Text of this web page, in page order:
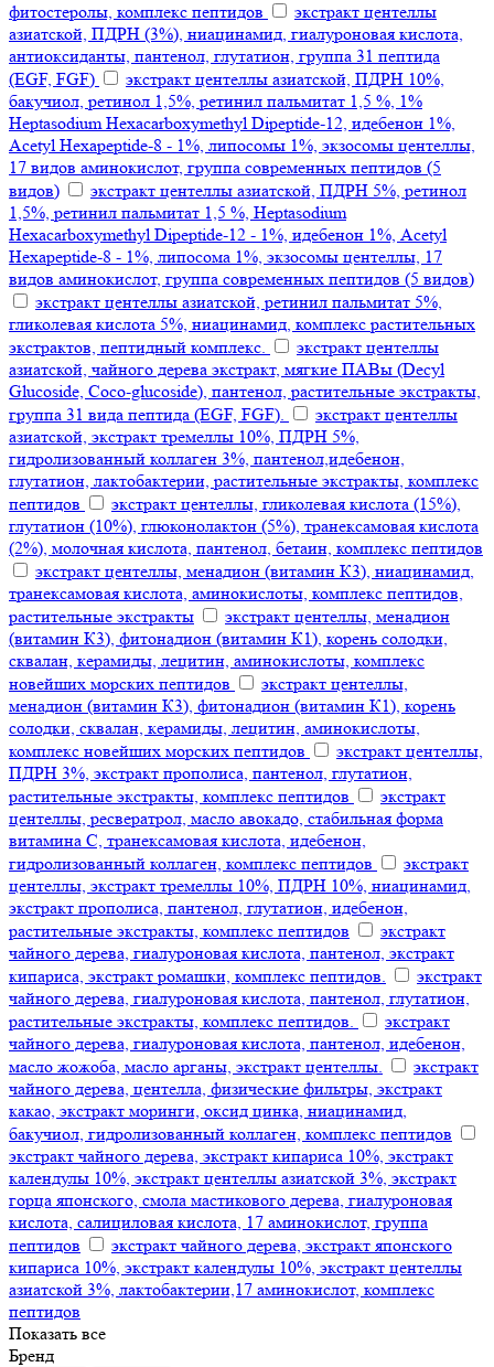
фитостеролы, комплекс пептидов
экстракт центеллы
азиатской, ПДРН (3%), ниацинамид, гиалуроновая кислота,
антиоксиданты, пантенол, глутатион, группа 31 пептида
(EGF, FGF)
экстракт центеллы азиатской, ПДРН 10%,
бакучиол, ретинол 1,5%, ретинил пальмитат 1,5 %, 1%
Heptasodium Hexacarboxymethyl Dipeptide-12, идебенон 1%,
Acetyl Hexapeptide-8 - 1%, липосомы 1%, экзосомы центеллы,
17 видов аминокислот, группа современных пептидов (5
видов)
экстракт центеллы азиатской, ПДРН 5%, ретинол
1,5%, ретинил пальмитат 1,5 %, Heptasodium
Hexacarboxymethyl Dipeptide-12 - 1%, идебенон 1%, Acetyl
Hexapeptide-8 - 1%, липосома 1%, экзосомы центеллы, 17
видов аминокислот, группа современных пептидов (5 видов)
экстракт центеллы азиатской, ретинил пальмитат 5%,
гликолевая кислота 5%, ниацинамид, комплекс растительных
экстрактов, пептидный комплекс.
экстракт центеллы
азиатской, чайного дерева экстракт, мягкие ПАВы (Decyl
Glucoside, Coco-glucoside), пантенол, растительные экстракты,
группа 31 вида пептида (EGF, FGF).
экстракт центеллы
азиатской, экстракт тремеллы 10%, ПДРН 5%,
гидролизованный коллаген 3%, пантенол,идебенон,
глутатион, лактобактерии, растительные экстракты, комплекс
пептидов
экстракт центеллы, гликолевая кислота (15%),
глутатион (10%), глюконолактон (5%), транексамовая кислота
(2%), молочная кислота, пантенол, бетаин, комплекс пептидов
экстракт центеллы, менадион (витамин К3), ниацинамид,
транексамовая кислота, аминокислоты, комплекс пептидов,
растительные экстракты
экстракт центеллы, менадион
(витамин К3), фитонадион (витамин К1), корень солодки,
сквалан, керамиды, лецитин, аминокислоты, комплекс
новейших морских пептидов
экстракт центеллы,
менадион (витамин К3), фитонадион (витамин К1), корень
солодки, сквалан, керамиды, лецитин, аминокислоты,
комплекс новейших морских пептидов
экстракт центеллы,
ПДРН 3%, экстракт прополиса, пантенол, глутатион,
растительные экстракты, комплекс пептидов
экстракт
центеллы, ресвератрол, масло авокадо, стабильная форма
витамина С, транексамовая кислота, идебенон,
гидролизованный коллаген, комплекс пептидов
экстракт
центеллы, экстракт тремеллы 10%, ПДРН 10%, ниацинамид,
экстракт прополиса, пантенол, глутатион, идебенон,
растительные экстракты, комплекс пептидов
экстракт
чайного дерева, гиалуроновая кислота, пантенол, экстракт
кипариса, экстракт ромашки, комплекс пептидов.
экстракт
чайного дерева, гиалуроновая кислота, пантенол, глутатион,
растительные экстракты, комплекс пептидов.
экстракт
чайного дерева, гиалуроновая кислота, пантенол, идебенон,
масло жожоба, масло арганы, экстракт центеллы.
экстракт
чайного дерева, центелла, физические фильтры, экстракт
какао, экстракт моринги, оксид цинка, ниацинамид,
бакучиол, гидролизованный коллаген, комплекс пептидов
экстракт чайного дерева, экстракт кипариса 10%, экстракт
календулы 10%, экстракт центеллы азиатской 3%, экстракт
горца японского, смола мастикового дерева, гиалуроновая
кислота, салициловая кислота, 17 аминокислот, группа
пептидов
экстракт чайного дерева, экстракт японского
кипариса 10%, экстракт календулы 10%, экстракт центеллы
азиатской 3%, лактобактерии,17 аминокислот, комплекс
пептидов
Показать все
Бренд